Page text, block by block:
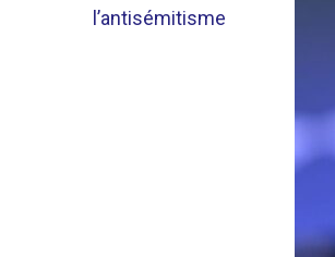
l’antisémitisme